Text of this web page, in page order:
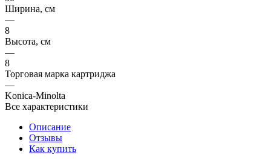
Ширина, см
—
8
Высота, см
—
8
Торговая марка картриджа
—
Konica-Minolta
Все характеристики
Описание
Отзывы
Как купить